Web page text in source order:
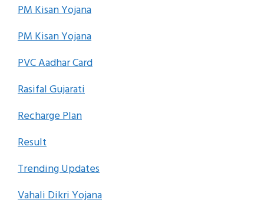
PM Kisan Yojana
PM Kisan Yojana
PVC Aadhar Card
Rasifal Gujarati
Recharge Plan
Result
Trending Updates
Vahali Dikri Yojana